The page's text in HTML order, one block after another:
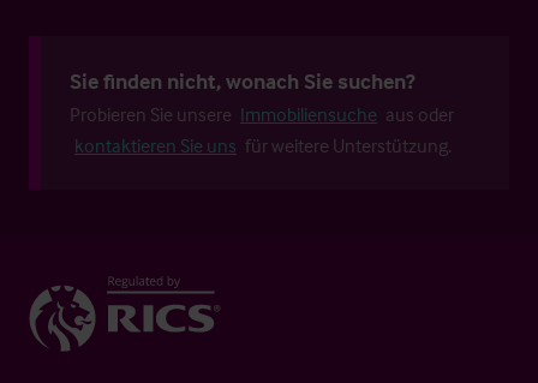
Sie finden nicht, wonach Sie suchen?
Probieren Sie unsere Immobiliensuche aus oder
kontaktieren Sie uns für weitere Unterstützung.